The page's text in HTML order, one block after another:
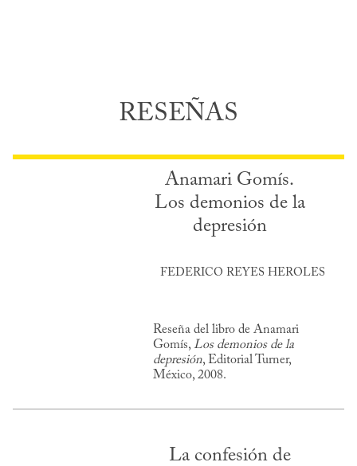
RESEÑAS
Anamari Gomís.
Los demonios de la
depresión
FEDERICO REYES HEROLES
Reseña del libro de Anamari
Gomís, Los demonios de la
depresión, Editorial Turner,
México, 2008.
La confesión de